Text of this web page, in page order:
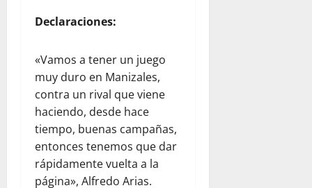
Declaraciones:
«Vamos a tener un juego
muy duro en Manizales,
contra un rival que viene
haciendo, desde hace
tiempo, buenas campañas,
entonces tenemos que dar
rápidamente vuelta a la
página», Alfredo Arias.